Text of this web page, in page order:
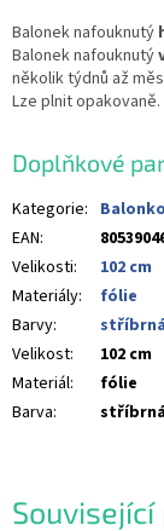
Balonek nafouknutý
Balonek nafouknutý
několik týdnů až
Lze plnit opakovaně.
Doplňkové
Kategorie:
EAN:
Velikosti:
102 cm
Materiály:
fólie
Barvy:
stříbrná
Velikost:
102 cm
Materiál:
fólie
Barva: